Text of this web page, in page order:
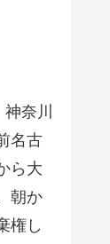
奈川
名古
ら大
朝か
権し